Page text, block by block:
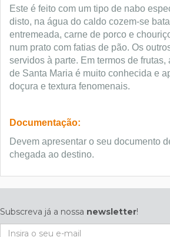
Este é feito com um tipo de nabo
disto, na água do caldo cozem-se
entremeada, carne de porco e
num prato com fatias de pão. Os
servidos à parte. Em termos de
de Santa Maria é muito conhecida e
doçura e textura fenomenais.
Documentação:
Devem apresentar o seu documento
chegada ao destino.
Subscreva já a nossa newsletter!